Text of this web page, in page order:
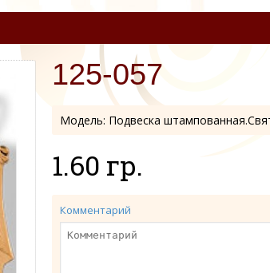
125-057
Модель: Подвеска
1.60 гр.
Комментарий